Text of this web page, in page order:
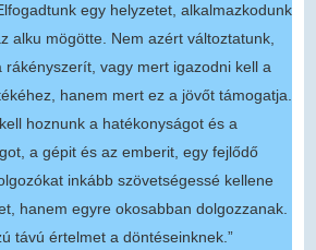
egy helyzetet, alkalmazkodunk
alku mögötte. Nem azért változtatunk,
rákényszerít, vagy mert igazodni kell a
hanem mert ez a jövőt támogatja.
hoznunk a hatékonyságot és a
a gépit és az emberit, egy fejlődő
inkább szövetségessé kellene
hanem egyre okosabban dolgozzanak.
távú értelmet a döntéseinknek.”